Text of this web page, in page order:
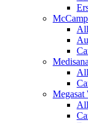
Megasat